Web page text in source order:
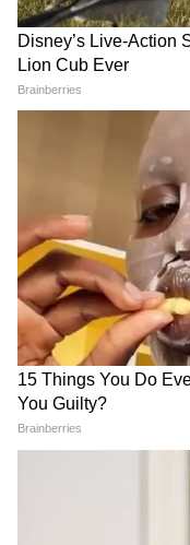
LATEST VIDEOS
Rahul Gandhi से
दाग दिया ये सवाल!
CJP के अंदर हो गई
के ही खिलाफ हो गए